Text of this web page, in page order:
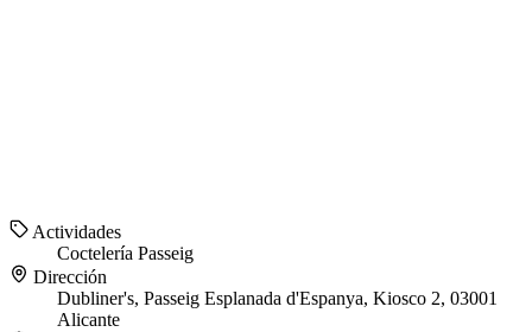
Actividades
Coctelería Passeig
Dirección
Dubliner's, Passeig Esplanada d'Espanya, Kiosco 2, 03001
Alicante